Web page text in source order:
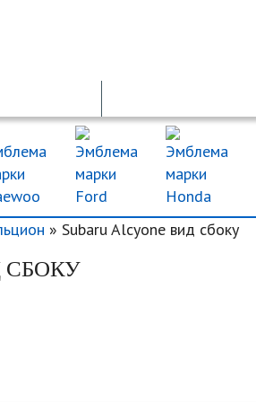
» Subaru Alcyone вид сбоку
СБОКУ